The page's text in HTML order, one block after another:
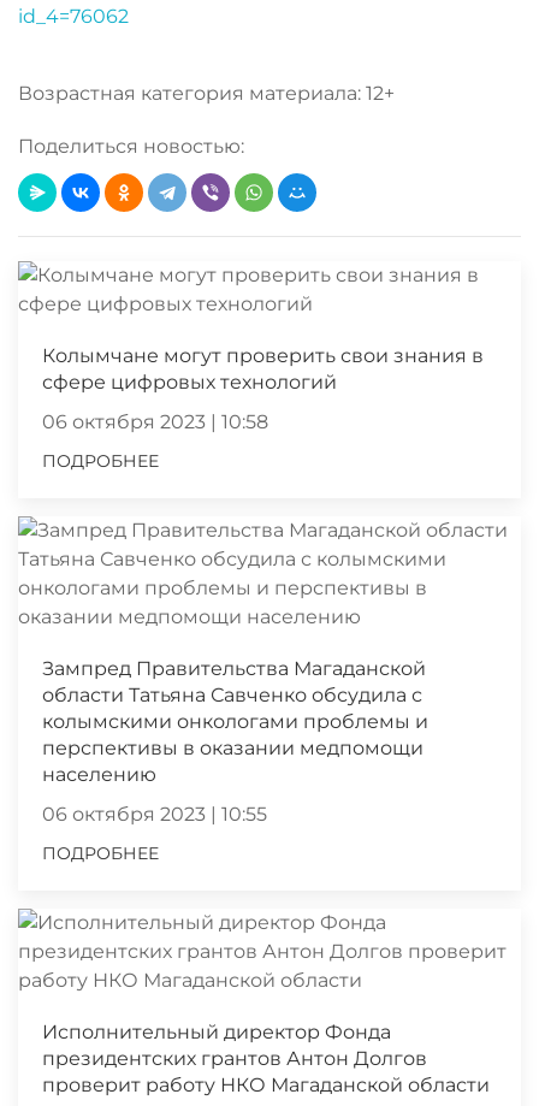
id_4=76062
Возрастная категория материала: 12+
Поделиться новостью:
Колымчане могут проверить свои знания в
сфере цифровых технологий
06 октября 2023 | 10:58
ПОДРОБНЕЕ
Зампред Правительства Магаданской
области Татьяна Савченко обсудила с
колымскими онкологами проблемы и
перспективы в оказании медпомощи
населению
06 октября 2023 | 10:55
ПОДРОБНЕЕ
Исполнительный директор Фонда
президентских грантов Антон Долгов
проверит работу НКО Магаданской области